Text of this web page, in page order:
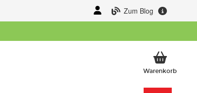
Zum Blog
WarenkorbMein